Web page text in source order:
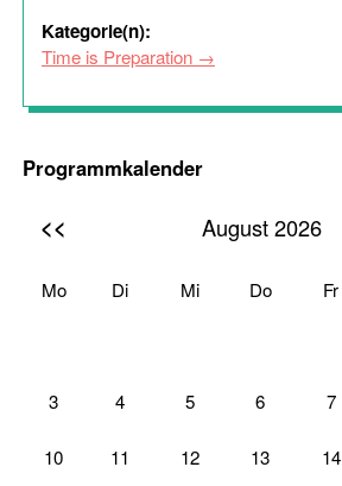
Kategorie(n):
Time is Preparation
Programmkalender
<< August 2026
Mo Di Mi Do Fr
3 4 5 6 7
10 11 12 13 14